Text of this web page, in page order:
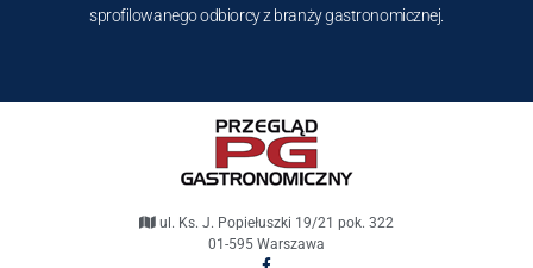
sprofilowanego odbiorcy z branży gastronomicznej.
ul. Ks. J. Popiełuszki 19/21 pok. 322
01-595 Warszawa